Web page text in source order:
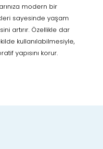
modern bir
sayesinde yaşam
artırır. Özellikle dar
kullanılabilmesiyle,
yapısını korur.